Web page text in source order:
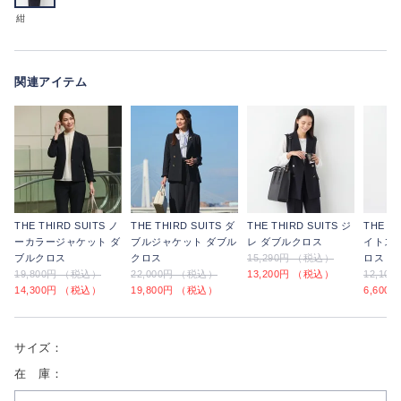
紺
関連アイテム
THE THIRD SUITS ノ
ーカラージャケット ダ
ブルクロス
19,800円 （税込）
14,300円 （税込）
THE THIRD SUITS ダ
ブルジャケット ダブル
クロス
22,000円 （税込）
19,800円 （税込）
THE THIRD SUITS ジ
レ ダブルクロス
15,290円 （税込）
13,200円 （税込）
THE
イトス
ロス
12,100
6,600
サイズ：
在 庫：